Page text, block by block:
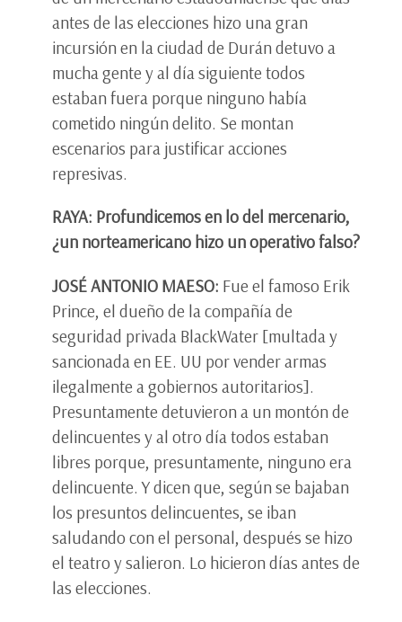
antes de las elecciones hizo una gran
incursión en la ciudad de Durán detuvo a
mucha gente y al día siguiente todos
estaban fuera porque ninguno había
cometido ningún delito. Se montan
escenarios para justificar acciones
represivas.
RAYA: Profundicemos en lo del mercenario,
¿un norteamericano hizo un operativo falso?
JOSÉ ANTONIO MAESO: Fue el famoso Erik
Prince, el dueño de la compañía de
seguridad privada BlackWater [multada y
sancionada en EE. UU por vender armas
ilegalmente a gobiernos autoritarios].
Presuntamente detuvieron a un montón de
delincuentes y al otro día todos estaban
libres porque, presuntamente, ninguno era
delincuente. Y dicen que, según se bajaban
los presuntos delincuentes, se iban
saludando con el personal, después se hizo
el teatro y salieron. Lo hicieron días antes de
las elecciones.